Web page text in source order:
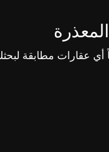
المعذرة
أي عقارات مطابقة